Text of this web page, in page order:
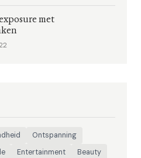
met
Ontspanning
Entertainment
Beauty